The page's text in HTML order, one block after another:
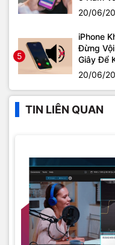
20/06/
5
iPhone
Đừng
Giây Để
20/06/
TIN LIÊN QUAN